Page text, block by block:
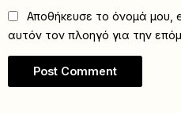
Αποθήκευσε το όνομά μου,
αυτόν τον πλοηγό για την